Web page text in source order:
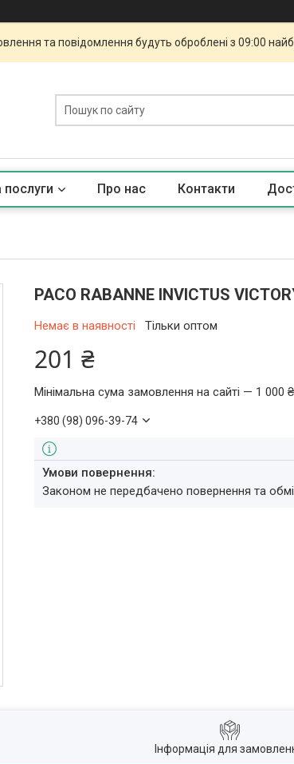
та повідомлення будуть оброблені з 09:00
послуги Про нас Контакти
PACO RABANNE INVICTUS
Немає в наявності Тільки оптом
201 ₴
Мінімальна сума замовлення на сайті — 1 000 ₴
+380 (98) 096-39-74
Законом не передбачено повернення та
Інформація для